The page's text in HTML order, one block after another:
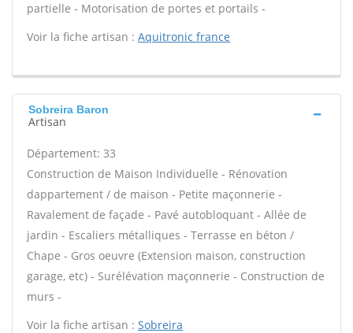
partielle - Motorisation de portes et portails -
Voir la fiche artisan : Aquitronic france
Sobreira Baron
Artisan
Département: 33
Construction de Maison Individuelle - Rénovation
dappartement / de maison - Petite maçonnerie -
Ravalement de façade - Pavé autobloquant - Allée de
jardin - Escaliers métalliques - Terrasse en béton /
Chape - Gros oeuvre (Extension maison, construction
garage, etc) - Surélévation maçonnerie - Construction de
murs -
Voir la fiche artisan : Sobreira